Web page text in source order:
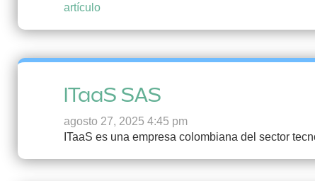
artículo
ITaaS SAS
agosto 27, 2025 4:45 pm
ITaaS es una empresa colombiana del sector